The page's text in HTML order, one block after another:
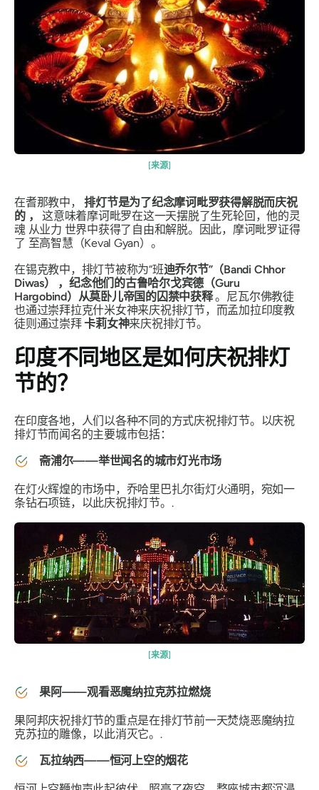
[来源]
在耆那教中，排灯节是为了纪念摩诃毗罗获得解脱而庆祝
的 ，这意味着摩诃毗罗在这一天摆脱了生死轮回，他的灵
魂 从业力 世界中获得了自由和解脱。因此，摩诃毗罗证得
了 至高智慧（Keval Gyan）。
在锡克教中，排灯节被称为“班迪乔尔节”（Bandi Chhor
Diwas）
，纪念他们的古鲁哈尔戈宾德（Guru
Hargobind）从莫卧儿帝国的囚禁中获释。尼瓦尔佛教徒
也通过崇拜拉克什米女神来庆祝排灯节，而孟加拉印度教
徒则通过崇拜卡莉女神来庆祝排灯节。
印度不同地区是如何庆祝排灯
节的？
在印度各地，人们以各种不同的方式庆祝排灯节。以庆祝
排灯节而闻名的主要城市包括：
斋浦尔——举世闻名的城市灯光市场
在灯火辉煌的市场中，乔哈里巴扎尔街灯火通明，宛如一
条钻石项链，以此庆祝排灯节。.
[来源]
果阿——观看恶魔纳拉克苏拉燃烧
果阿邦庆祝排灯节的重点是在排灯节前一天焚烧恶魔纳拉
克苏拉的雕像，以此消灭它。.
瓦拉纳西——恒河上空的烟花